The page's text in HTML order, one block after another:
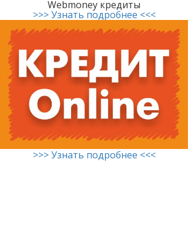
Webmoney кредиты
>>> Узнать подробнее <<<
>>> Узнать подробнее <<<